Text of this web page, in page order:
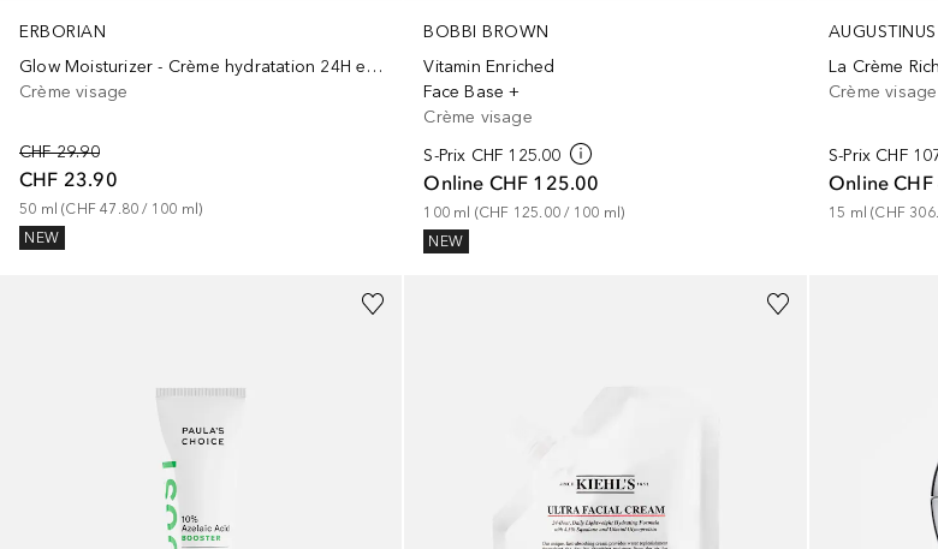
ERBORIAN
Glow Moisturizer - Crème hydratation 24H effet glass skin
Crème visage
CHF 29.90
CHF 23.90
50 ml (CHF 47.80 / 100 ml)
NEW
BOBBI BROWN
Vitamin Enriched
Face Base +
Crème visage
S-Prix CHF 125.00
Online CHF 125.00
100 ml (CHF 125.00 / 100 ml )
NEW
La Crème
Crème visage
S-Prix CHF
Online
15 ml (CHF